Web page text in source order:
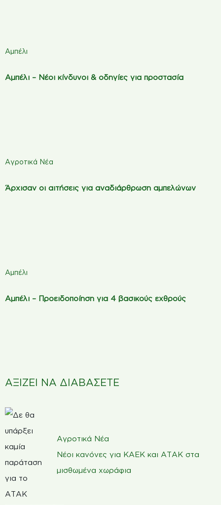
Αμπέλι
Αμπέλι – Νέοι κίνδυνοι & οδηγίες για προστασία
Αγροτικά Νέα
Άρχισαν οι αιτήσεις για αναδιάρθρωση αμπελώνων
Αμπέλι
Αμπέλι – Προειδοποίηση για 4 βασικούς εχθρούς
ΑΞΙΖΕΙ ΝΑ ΔΙΑΒΑΣΕΤΕ
Αγροτικά Νέα
Νέοι κανόνες για ΚΑΕΚ και ΑΤΑΚ στα
μισθωμένα χωράφια